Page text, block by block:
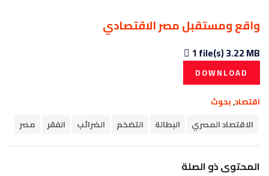
واقع ومستقبل مصر الاقتصادي
1 file(s)3.22 MB
DOWNLOAD
C
r
اقتصاد,بحوث
:
الاقتصاد المصري البطالة التضخم الضرائب الفقر مصر
المحتوى ذو الصلة